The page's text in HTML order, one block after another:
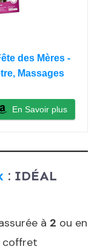
des Mères -
Massages
En Savoir plus
: IDÉAL
à 2 ou en
coffret